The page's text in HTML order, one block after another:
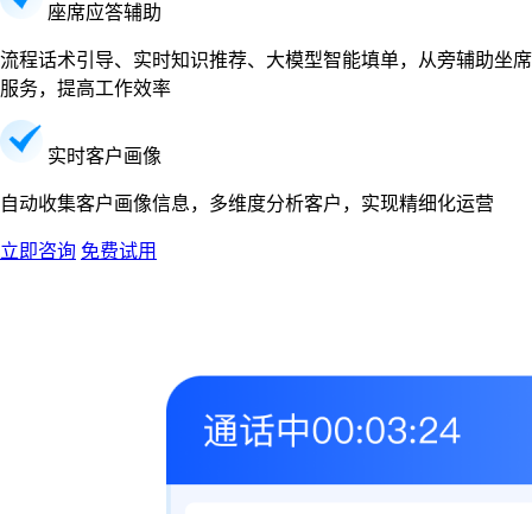
座席应答辅助
流程话术引导、实时知识推荐、大模型智能填单，从旁辅助坐席
服务，提高工作效率
实时客户画像
自动收集客户画像信息，多维度分析客户，实现精细化运营
立即咨询 免费试用